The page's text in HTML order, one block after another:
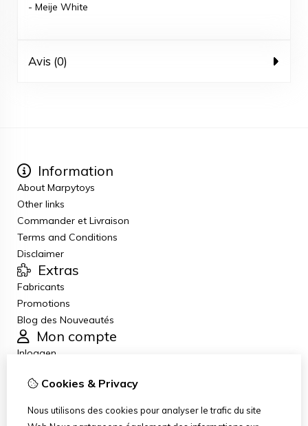
- Meije White
Avis (0)
Information
About Marpytoys
Other links
Commander et Livraison
Terms and Conditions
Disclaimer
Extras
Fabricants
Promotions
Blog des Nouveautés
Mon compte
Inloggen
Liste de souhaits
Service client
Cookies & Privacy
Nous utilisons des cookies pour analyser le trafic du site